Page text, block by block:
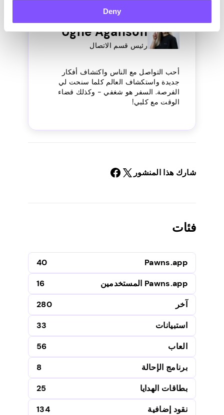
Deny
Ugne Aganson
رئيس قسم الاتصال
أحب التواصل مع الناس واكتشاف أفكار
جديدة واستكشاف العالم كلما سنحت لي
الفرصة. السفر هو شغفي - وكذلك قضاء
الوقت مع كلبي!
شارك هذا المنشور
فئات
Pawns.app
40
Pawns.app المستخدمين
16
آخر
280
استبيانات
33
العاب
56
برنامج الإحالة
8
بطاقات الهدايا
25
نقود إضافية
134